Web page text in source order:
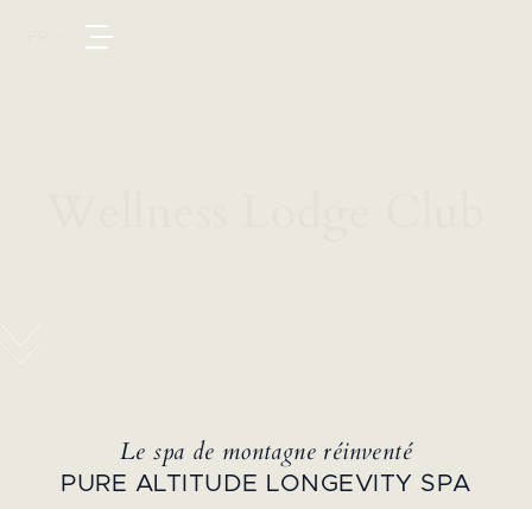
Le spa de montagne réinventé
PURE ALTITUDE LONGEVITY SPA